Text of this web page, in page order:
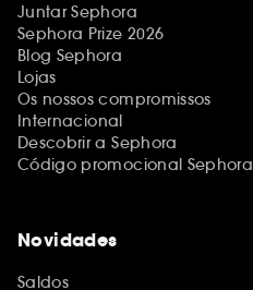
Juntar Sephora
Sephora Prize 2026
Blog Sephora
Lojas
Os nossos compromissos
Internacional
Descobrir a Sephora
Código promocional Sephora
Novidades
Saldos